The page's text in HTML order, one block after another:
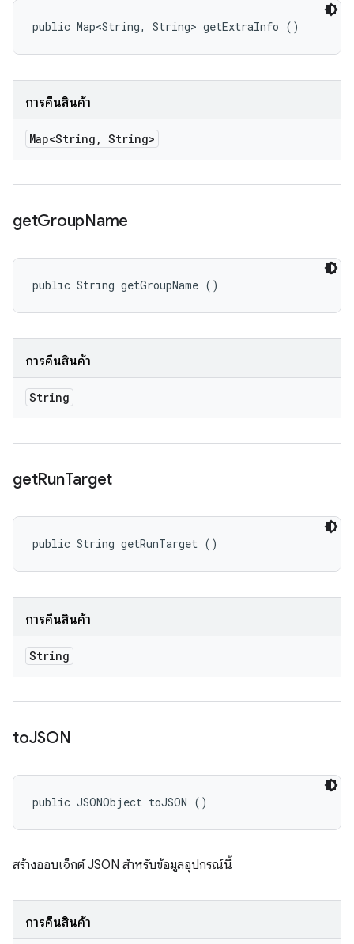
public Map<String, String> getExtraInfo ()
การคืนสินค้า
Map<String , String>
getGroupName
public String getGroupName ()
การคืนสินค้า
String
getRunTarget
public String getRunTarget ()
การคืนสินค้า
String
toJSON
public JSONObject toJSON ()
สร้างออบเจ็กต์ JSON สำหรับข้อมูลอุปกรณ์นี้
การคืนสินค้า